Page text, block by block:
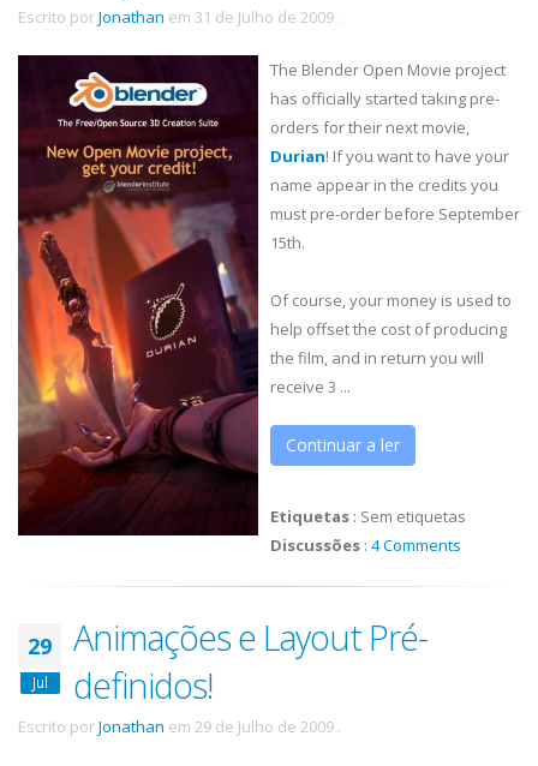
Escrito porJonathan em 31 de Julho de 2009 .
The Blender Open Movie project
has officially started taking pre-
orders for their next movie,
Durian! If you want to have your
name appear in the credits you
must pre-order before September
15th.
Of course, your money is used to
help offset the cost of producing
the film, and in return you will
receive 3 ...
Continuar a ler
Etiquetas : Sem etiquetas
Discussões : 4 Comments
29
Jul
Animações e Layout Pré-
definidos!
Escrito porJonathan em 29 de Julho de 2009 .